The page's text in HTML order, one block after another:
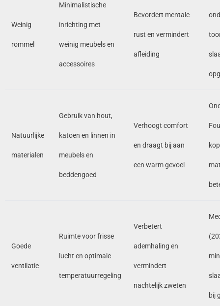
Weinig
rommel
Minimalistische
inrichting met
weinig meubels en
accessoires
Bevordert mentale
rust en vermindert
afleiding
Natuurlijke
materialen
Gebruik van hout,
katoen en linnen in
meubels en
beddengoed
Verhoogt comfort
en draagt bij aan
een warm gevoel
Goede
ventilatie
Ruimte voor frisse
lucht en optimale
temperatuurregeling
Verbetert
ademhaling en
vermindert
nachtelijk zweten
bij